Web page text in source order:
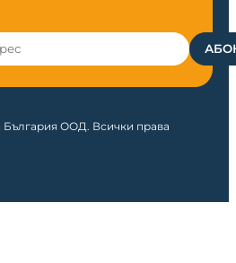
ООД. Всички права